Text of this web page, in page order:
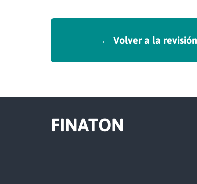
← Volver a la revisión
FINATON